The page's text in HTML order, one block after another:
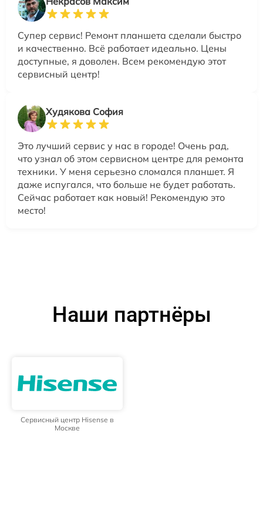
Супер сервис! Ремонт планшета сделали быстро
и качественно. Всё работает идеально. Цены
доступные, я доволен. Всем рекомендую этот
сервисный центр!
Худякова София
Это лучший сервис у нас в городе! Очень рад,
что узнал об этом сервисном центре для ремонта
техники. У меня серьезно сломался планшет. Я
даже испугался, что больше не будет работать.
Сейчас работает как новый! Рекомендую это
место!
Наши партнёры
Сервисный центр Hisense в
Москве